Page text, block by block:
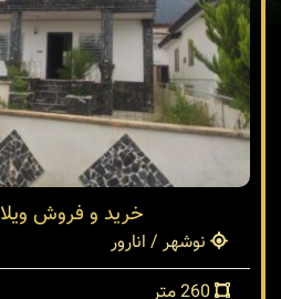
خرید و فروش
نوشهر / انارور